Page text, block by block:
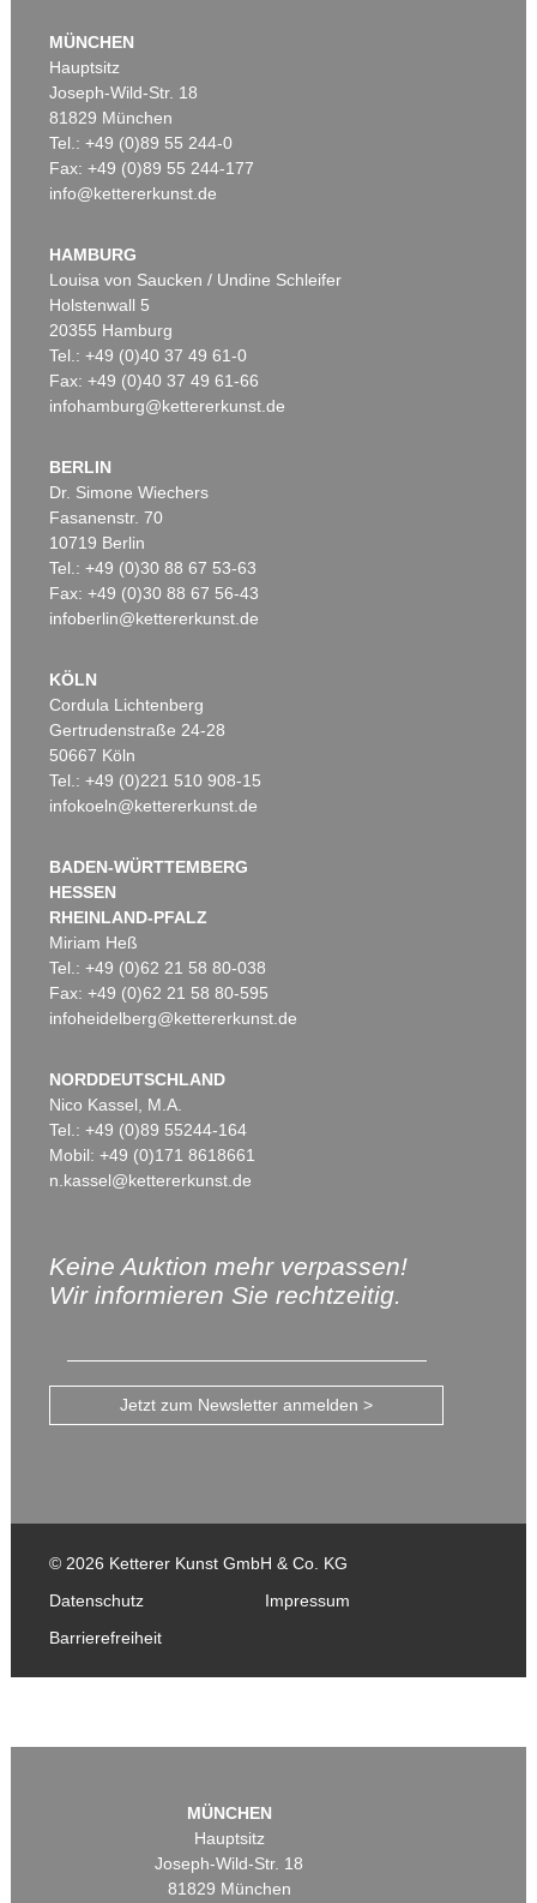
MÜNCHEN
Hauptsitz
Joseph-Wild-Str. 18
81829 München
Tel.: +49 (0)89 55 244-0
Fax: +49 (0)89 55 244-177
info@kettererkunst.de
HAMBURG
Louisa von Saucken / Undine Schleifer
Holstenwall 5
20355 Hamburg
Tel.: +49 (0)40 37 49 61-0
Fax: +49 (0)40 37 49 61-66
infohamburg@kettererkunst.de
BERLIN
Dr. Simone Wiechers
Fasanenstr. 70
10719 Berlin
Tel.: +49 (0)30 88 67 53-63
Fax: +49 (0)30 88 67 56-43
infoberlin@kettererkunst.de
KÖLN
Cordula Lichtenberg
Gertrudenstraße 24-28
50667 Köln
Tel.: +49 (0)221 510 908-15
infokoeln@kettererkunst.de
BADEN-WÜRTTEMBERG
HESSEN
RHEINLAND-PFALZ
Miriam Heß
Tel.: +49 (0)62 21 58 80-038
Fax: +49 (0)62 21 58 80-595
infoheidelberg@kettererkunst.de
NORDDEUTSCHLAND
Nico Kassel, M.A.
Tel.: +49 (0)89 55244-164
Mobil: +49 (0)171 8618661
n.kassel@kettererkunst.de
Keine Auktion mehr verpassen!
Wir informieren Sie rechtzeitig.
Jetzt zum Newsletter anmelden >
© 2026 Ketterer Kunst GmbH & Co. KG
Datenschutz
Impressum
Barrierefreiheit
MÜNCHEN
Hauptsitz
Joseph-Wild-Str. 18
81829 München